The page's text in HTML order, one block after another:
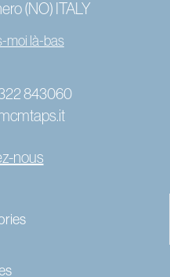
(NO) ITALY
moi là-bas
843060
nous
- P. IVA IT01787240033 -
by Dexa